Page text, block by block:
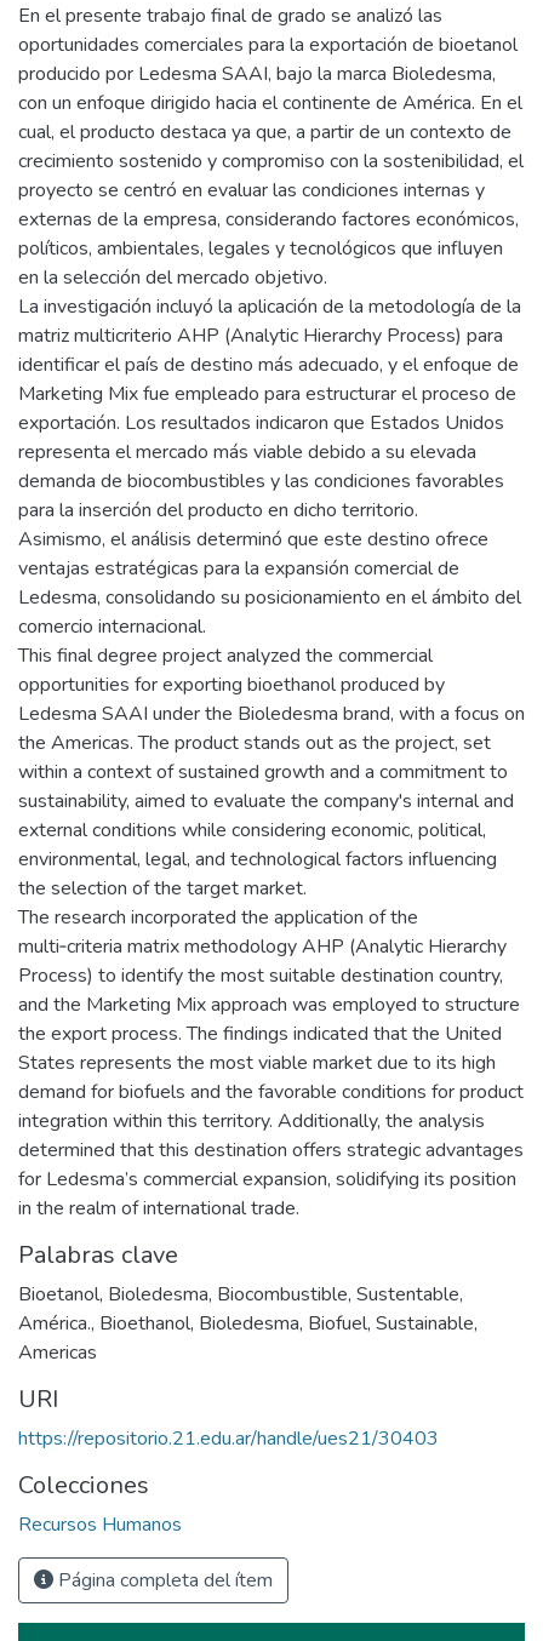
En el presente trabajo final de grado se analizó las
oportunidades comerciales para la exportación de bioetanol
producido por Ledesma SAAI, bajo la marca Bioledesma,
con un enfoque dirigido hacia el continente de América. En el
cual, el producto destaca ya que, a partir de un contexto de
crecimiento sostenido y compromiso con la sostenibilidad, el
proyecto se centró en evaluar las condiciones internas y
externas de la empresa, considerando factores económicos,
políticos, ambientales, legales y tecnológicos que influyen
en la selección del mercado objetivo.
La investigación incluyó la aplicación de la metodología de la
matriz multicriterio AHP (Analytic Hierarchy Process) para
identificar el país de destino más adecuado, y el enfoque de
Marketing Mix fue empleado para estructurar el proceso de
exportación. Los resultados indicaron que Estados Unidos
representa el mercado más viable debido a su elevada
demanda de biocombustibles y las condiciones favorables
para la inserción del producto en dicho territorio.
Asimismo, el análisis determinó que este destino ofrece
ventajas estratégicas para la expansión comercial de
Ledesma, consolidando su posicionamiento en el ámbito del
comercio internacional.
This final degree project analyzed the commercial
opportunities for exporting bioethanol produced by
Ledesma SAAI under the Bioledesma brand, with a focus on
the Americas. The product stands out as the project, set
within a context of sustained growth and a commitment to
sustainability, aimed to evaluate the company's internal and
external conditions while considering economic, political,
environmental, legal, and technological factors influencing
the selection of the target market.
The research incorporated the application of the
multi‑criteria matrix methodology AHP (Analytic Hierarchy
Process) to identify the most suitable destination country,
and the Marketing Mix approach was employed to structure
the export process. The findings indicated that the United
States represents the most viable market due to its high
demand for biofuels and the favorable conditions for product
integration within this territory. Additionally, the analysis
determined that this destination offers strategic advantages
for Ledesma’s commercial expansion, solidifying its position
in the realm of international trade.
Palabras clave
Bioetanol, Bioledesma, Biocombustible, Sustentable,
América., Bioethanol, Bioledesma, Biofuel, Sustainable,
Americas
URI
https://repositorio.21.edu.ar/handle/ues21/30403
Colecciones
Recursos Humanos
Página completa del ítem